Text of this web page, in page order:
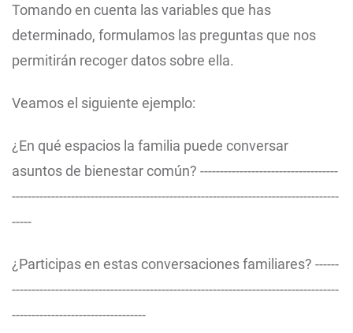
Tomando en cuenta las variables que has
determinado, formulamos las preguntas que nos
permitirán recoger datos sobre ella.
Veamos el siguiente ejemplo:
¿En qué espacios la familia puede conversar
asuntos de bienestar común? -----------------------------------
-----------------------------------------------------------------------------------
-----
¿Participas en estas conversaciones familiares? ------
-----------------------------------------------------------------------------------
----------------------------------